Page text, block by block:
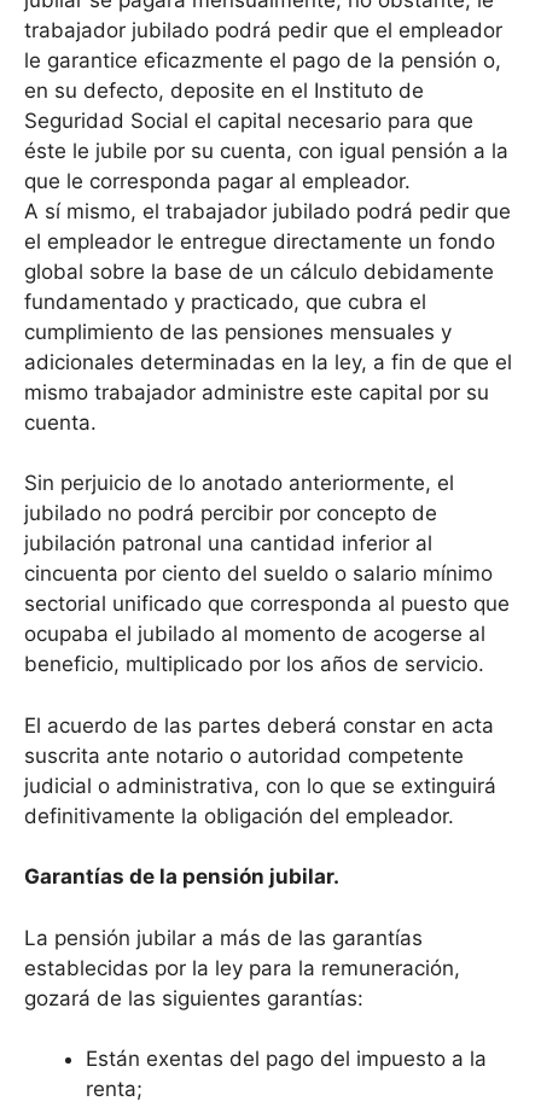
trabajador jubilado podrá pedir que el empleador
le garantice eficazmente el pago de la pensión o,
en su defecto, deposite en el Instituto de
Seguridad Social el capital necesario para que
éste le jubile por su cuenta, con igual pensión a la
que le corresponda pagar al empleador.
A sí mismo, el trabajador jubilado podrá pedir que
el empleador le entregue directamente un fondo
global sobre la base de un cálculo debidamente
fundamentado y practicado, que cubra el
cumplimiento de las pensiones mensuales y
adicionales determinadas en la ley, a fin de que el
mismo trabajador administre este capital por su
cuenta.
Sin perjuicio de lo anotado anteriormente, el
jubilado no podrá percibir por concepto de
jubilación patronal una cantidad inferior al
cincuenta por ciento del sueldo o salario mínimo
sectorial unificado que corresponda al puesto que
ocupaba el jubilado al momento de acogerse al
beneficio, multiplicado por los años de servicio.
El acuerdo de las partes deberá constar en acta
suscrita ante notario o autoridad competente
judicial o administrativa, con lo que se extinguirá
definitivamente la obligación del empleador.
Garantías de la pensión jubilar.
La pensión jubilar a más de las garantías
establecidas por la ley para la remuneración,
gozará de las siguientes garantías:
Están exentas del pago del impuesto a la
renta;